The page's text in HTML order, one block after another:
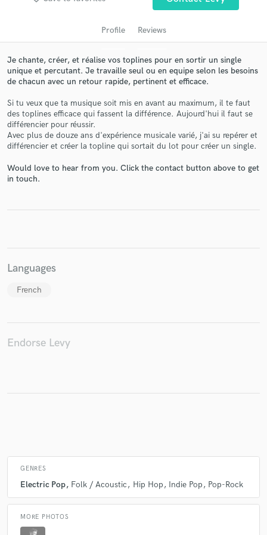
Profile Reviews
Je chante, créer, et réalise vos toplines pour en sortir un single
unique et percutant. Je travaille seul ou en equipe selon les besoins
de chacun avec un retour rapide, pertinent et efficace.
Si tu veux que ta musique soit mis en avant au maximum, il te faut
des toplines efficace qui fassent la différence. Aujourd'hui il faut se
différencier pour réussir.
Avec plus de douze ans d'expérience musicale varié, j'ai su repérer et
différencier et créer la topline qui sortait du lot pour créer un single.
Would love to hear from you. Click the contact button above to get
in touch.
Languages
French
Endorse Levy
GENRES
Electric Pop Folk / Acoustic Hip Hop Indie Pop Pop-Rock
MORE PHOTOS
Get Free Proposals
Contact pros directly with your project details
and receive handcrafted proposals and budgets
secure platform. Payment is only released when